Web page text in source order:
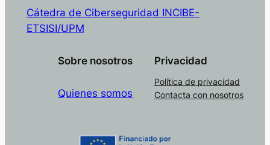
Cátedra de Ciberseguridad INCIBE-
ETSISI/UPM
Sobre nosotros
Quienes somos
Privacidad
Política de privacidad
Contacta con nosotros